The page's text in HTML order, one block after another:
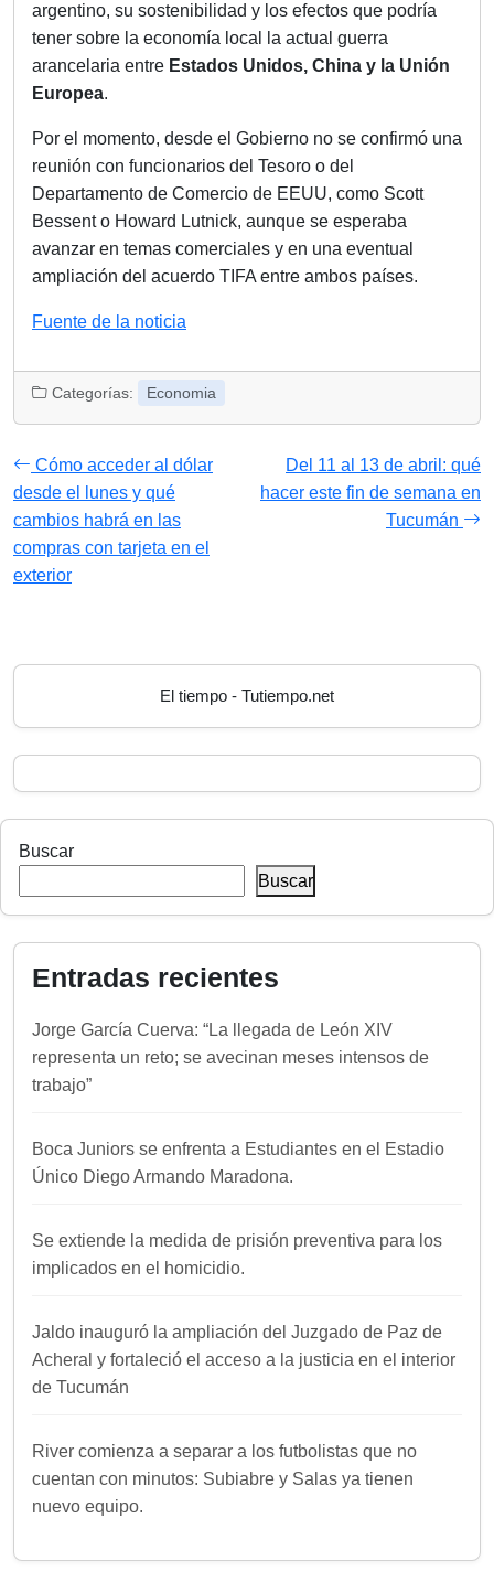
argentino, su sostenibilidad y los efectos que podría
tener sobre la economía local la actual guerra
arancelaria entre Estados Unidos, China y la Unión
Europea.
Por el momento, desde el Gobierno no se confirmó una
reunión con funcionarios del Tesoro o del
Departamento de Comercio de EEUU, como Scott
Bessent o Howard Lutnick, aunque se esperaba
avanzar en temas comerciales y en una eventual
ampliación del acuerdo TIFA entre ambos países.
Fuente de la noticia
Categorías: Economia
Cómo acceder al dólar
desde el lunes y qué
cambios habrá en las
compras con tarjeta en el
exterior
Del 11 al 13 de abril: qué
hacer este fin de semana en
Tucumán
El tiempo - Tutiempo.net
Buscar
Buscar
Entradas recientes
Jorge García Cuerva: “La llegada de León XIV
representa un reto; se avecinan meses intensos de
trabajo”
Boca Juniors se enfrenta a Estudiantes en el Estadio
Único Diego Armando Maradona.
Se extiende la medida de prisión preventiva para los
implicados en el homicidio.
Jaldo inauguró la ampliación del Juzgado de Paz de
Acheral y fortaleció el acceso a la justicia en el interior
de Tucumán
River comienza a separar a los futbolistas que no
cuentan con minutos: Subiabre y Salas ya tienen
nuevo equipo.